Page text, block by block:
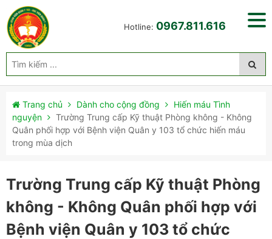
Hotline: 0967.811.616
Trang chủ Dành cho cộng đồng
Hiến máu Tình
nguyện
Trường Trung cấp Kỹ thuật Phòng không - Không
Quân phối hợp với Bệnh viện Quân y 103 tổ chức hiến máu
trong mùa dịch
Trường Trung cấp Kỹ thuật Phòng
không - Không Quân phối hợp với
Bệnh viện Quân y 103 tổ chức